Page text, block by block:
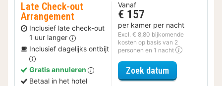
Late Check-out
Arrangement
Inclusief late check-out
1 uur langer
Inclusief dagelijks ontbijt
Gratis annuleren
Betaal in het hotel
Vanaf
€ 157
per kamer per nacht
Excl. € 8,80 bijkomende
kosten op basis van 2
personen en 1 nacht
Zoek datumvoor Late